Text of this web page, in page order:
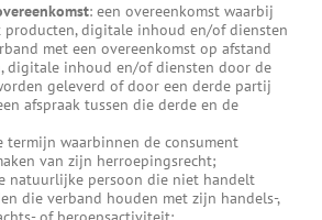
: een overeenkomst waarbij
producten, digitale inhoud en/of diensten
met een overeenkomst op afstand
digitale inhoud en/of diensten door de
geleverd of door een derde partij
afspraak tussen die derde en de
termijn waarbinnen de consument
van zijn herroepingsrecht;
natuurlijke persoon die niet handelt
die verband houden met zijn handels-,